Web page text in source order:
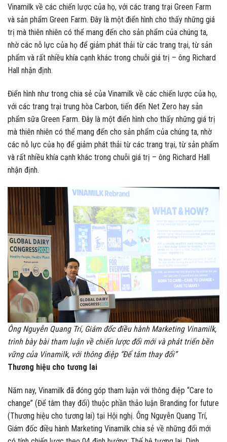
Vinamilk về các chiến lược của họ, với các trang trại Green Farm
và sản phẩm Green Farm. Đây là một điển hình cho thấy những giá
trị mà thiên nhiên có thể mang đến cho sản phẩm của chúng ta,
nhờ các nỗ lực của họ để giảm phát thải từ các trang trại, từ sản
phẩm và rất nhiều khía cạnh khác trong chuỗi giá trị – ông Richard
Hall nhận định.
Điển hình như trong chia sẻ của Vinamilk về các chiến lược của họ,
với các trang trại trung hòa Carbon, tiến đến Net Zero hay sản
phẩm sữa Green Farm. Đây là một điển hình cho thấy những giá trị
mà thiên nhiên có thể mang đến cho sản phẩm của chúng ta, nhờ
các nỗ lực của họ để giảm phát thải từ các trang trại, từ sản phẩm
và rất nhiều khía cạnh khác trong chuỗi giá trị – ông Richard Hall
nhận định.
Ông Nguyễn Quang Trí, Giám đốc điều hành Marketing Vinamilk,
trình bày bài tham luận về chiến lược đổi mới và phát triển bền
vững của Vinamilk, với thông điệp “Để tâm thay đổi”
Thương hiệu cho tương lai
Năm nay, Vinamilk đã đóng góp tham luận với thông điệp “Care to
change” (Để tâm thay đổi) thuộc phần thảo luận Branding for future
(Thương hiệu cho tương lai) tại Hội nghị. Ông Nguyễn Quang Trí,
Giám đốc điều hành Marketing Vinamilk chia sẻ về những đổi mới